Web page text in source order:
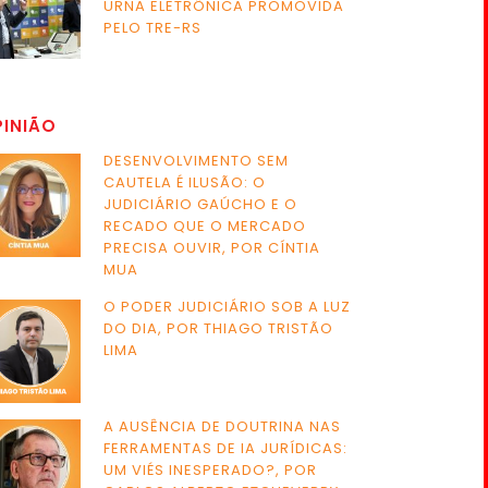
URNA ELETRÔNICA PROMOVIDA
PELO TRE-RS
DESENVOLVIMENTO SEM
CAUTELA É ILUSÃO: O
JUDICIÁRIO GAÚCHO E O
RECADO QUE O MERCADO
PRECISA OUVIR, POR CÍNTIA
MUA
O PODER JUDICIÁRIO SOB A LUZ
DO DIA, POR THIAGO TRISTÃO
LIMA
A AUSÊNCIA DE DOUTRINA NAS
FERRAMENTAS DE IA JURÍDICAS:
UM VIÉS INESPERADO?, POR